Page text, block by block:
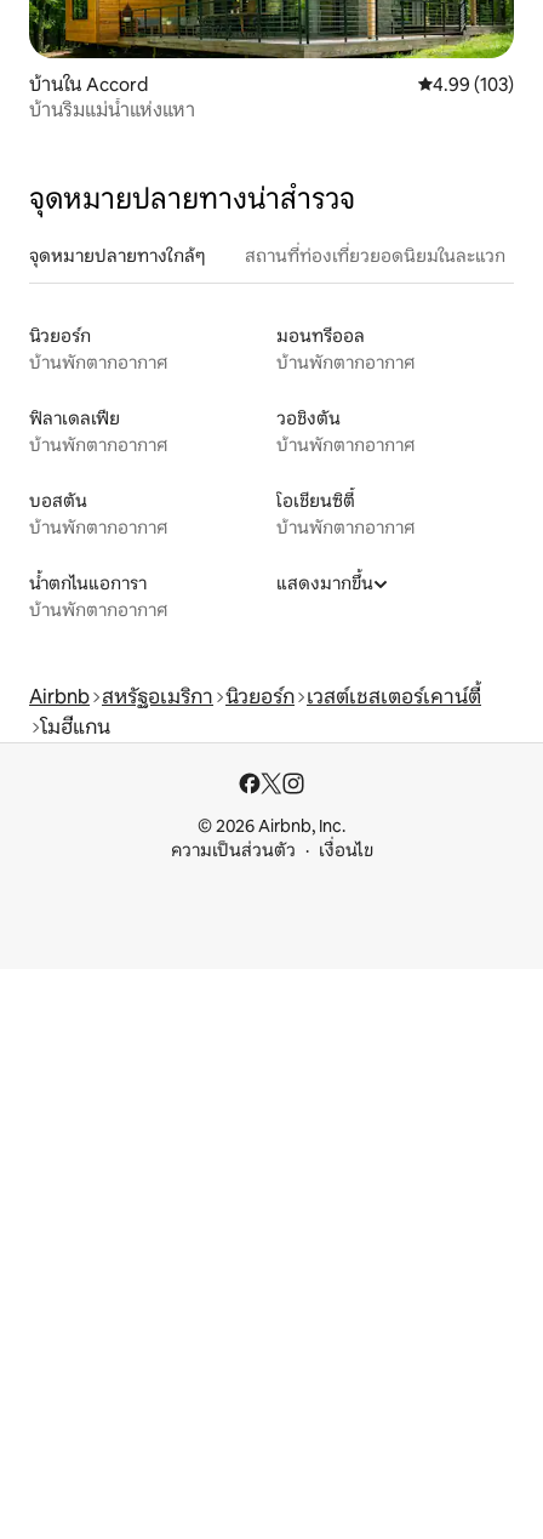
บ้านใน Accord คะแนนเฉลี่ย
4.99 (103)
บ้านริมแม่น้ำแห่งแหา
จุดหมายปลายทางน่าสำรวจ
จุดหมายปลายทางใกล้ๆ สถานที่ท่องเที่ยวยอดนิยมในละแวก
นิวยอร์ก
บ้านพักตากอากาศ
มอนทรีออล
บ้านพักตากอากาศ
ฟิลาเดลเฟีย
บ้านพักตากอากาศ
วอชิงตัน
บ้านพักตากอากาศ
บอสตัน
บ้านพักตากอากาศ
โอเชียนซิตี้
บ้านพักตากอากาศ
น้ำตกไนแอการา
บ้านพักตากอากาศ
แสดงมากขึ้น
Airbnb สหรัฐอเมริกา นิวยอร์ก เวสต์เชสเตอร์เคาน์ตี้
โมฮีแกน
© 2026 Airbnb, Inc.
ความเป็นส่วนตัว
เงื่อนไข